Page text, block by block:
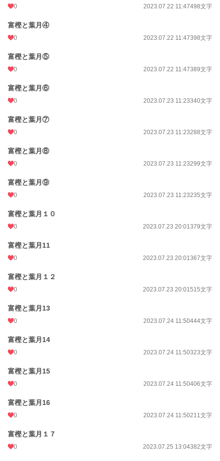
0 2023.07.22 11:47498文字
富樫と葉月④
0 2023.07.22 11:47398文字
富樫と葉月⑤
0 2023.07.22 11:47389文字
富樫と葉月⑥
0 2023.07.23 11:23340文字
富樫と葉月⑦
0 2023.07.23 11:23288文字
富樫と葉月⑧
0 2023.07.23 11:23299文字
富樫と葉月⑨
0 2023.07.23 11:23235文字
富樫と葉月１０
0 2023.07.23 20:01379文字
富樫と葉月11
0 2023.07.23 20:01367文字
富樫と葉月１２
0 2023.07.23 20:01515文字
富樫と葉月13
0 2023.07.24 11:50444文字
富樫と葉月14
0 2023.07.24 11:50323文字
富樫と葉月15
0 2023.07.24 11:50406文字
富樫と葉月16
0 2023.07.24 11:50211文字
富樫と葉月１７
0 2023.07.25 13:04382文字